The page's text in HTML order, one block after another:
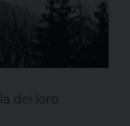
dei loro